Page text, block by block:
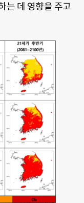
는 데 영향을 주고